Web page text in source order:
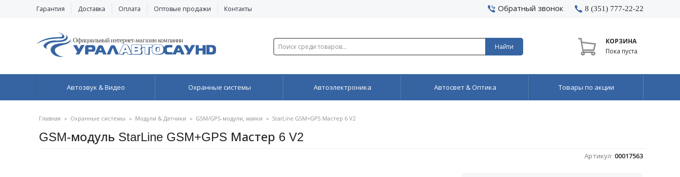
Гарантия Доставка Оплата Оптовые продажи Контакты Обратный звонок 8 (351) 777-22-22
Найти
КОРЗИНА
Пока пуста
Автозвук & Видео Охранные системы Автоэлектроника Автосвет & Оптика Товары по акции
Главная » Охранные системы » Модули & Датчики » GSM/GPS-модули, маяки » StarLine GSM+GPS Мастер 6 V2
GSM-модуль StarLine GSM+GPS Мастер 6 V2
Артикул: 00017563